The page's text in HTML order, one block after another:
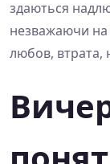
здаються
незважаючи на
любов, втрата,